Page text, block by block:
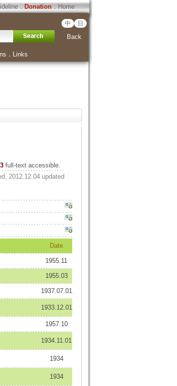
．Donation．Home
中 日
Back
． Links
full-text accessible.
2012.12.04 updated
Date
1955.11
1955.03
1937.07.01
1933.12.01
1957.10
1934.11.01
1934
1934